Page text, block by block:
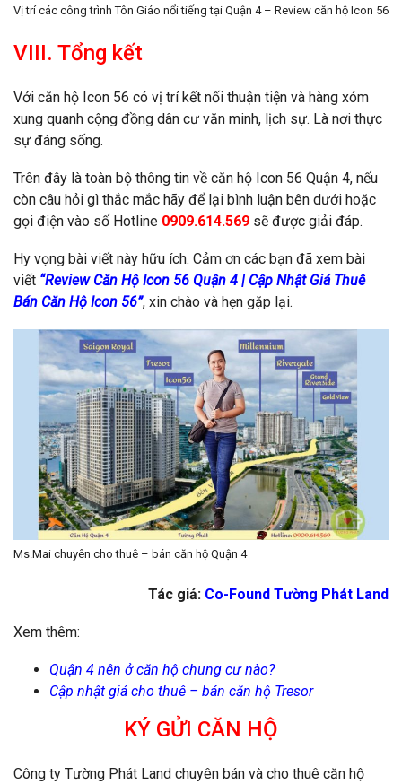
Vị trí các công trình Tôn Giáo nổi tiếng tại Quận 4 – Review căn hộ Icon 56
VIII. Tổng kết
Với căn hộ Icon 56 có vị trí kết nối thuận tiện và hàng xóm
xung quanh cộng đồng dân cư văn minh, lịch sự. Là nơi thực
sự đáng sống.
Trên đây là toàn bộ thông tin về căn hộ Icon 56 Quận 4, nếu
còn câu hỏi gì thắc mắc hãy để lại bình luận bên dưới hoặc
gọi điện vào số Hotline 0909.614.569 sẽ được giải đáp.
Hy vọng bài viết này hữu ích. Cảm ơn các bạn đã xem bài
viết “Review Căn Hộ Icon 56 Quận 4 | Cập Nhật Giá Thuê
Bán Căn Hộ Icon 56”, xin chào và hẹn gặp lại.
Ms.Mai chuyên cho thuê – bán căn hộ Quận 4
Tác giả: Co-Found Tường Phát Land
Xem thêm:
Quận 4 nên ở căn hộ chung cư nào?
Cập nhật giá cho thuê – bán căn hộ Tresor
KÝ GỬI CĂN HỘ
Công ty Tường Phát Land chuyên bán và cho thuê căn hộ